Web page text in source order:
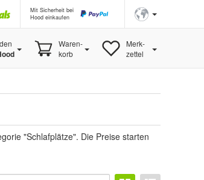
Mit Sicherheit bei
Hood einkaufen
Waren-
korb
Merk-
zettel
"Schlafplätze". Die Preise starten